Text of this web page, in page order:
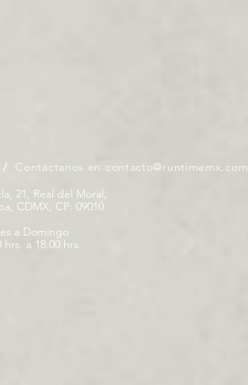
/ Contáctanos en contacto@runtimemx.com
21, Real del Moral,
CDMX, CP: 09010
a Domingo
hrs. a 18:00 hrs.